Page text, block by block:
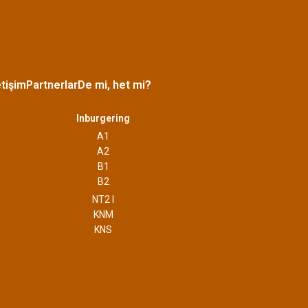
PartnerlarDe mi, het mi?
Inburgering
A1
A2
B1
B2
NT2 I
KNM
KNS